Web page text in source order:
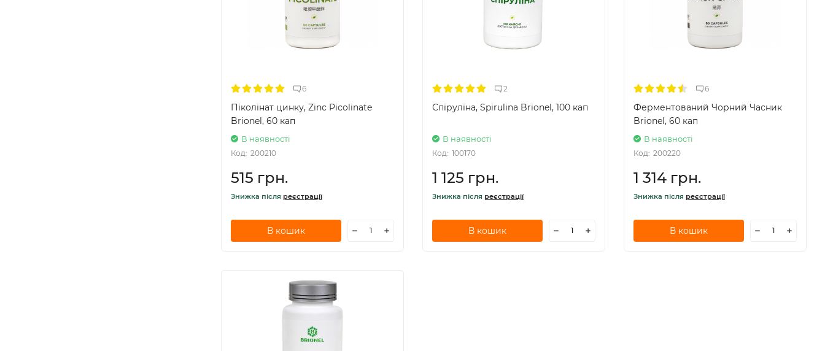
6
Піколінат цинку, Zinc Picolinate
Brionel, 60 кап
В наявності
Код: 200210
515 грн.
Знижка після реєстрації
В кошик
2
Спіруліна, Spirulina Brionel, 100 кап
В наявності
Код: 100170
1 125 грн.
Знижка після реєстрації
В кошик
6
Ферментований Чорний Часник
Brionel, 60 кап
В наявності
Код: 200220
1 314 грн.
Знижка після реєстрації
В кошик